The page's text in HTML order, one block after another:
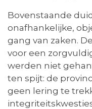
Bovenstaande
onafhankelijke,
gang van zaken.
voor een
werden niet
ten spijt: de
geen lering te